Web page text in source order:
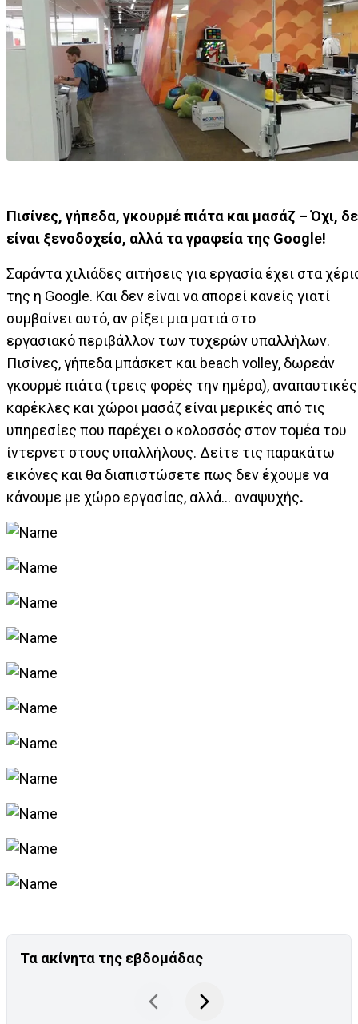
είναι ξενοδοχείο, αλλά τα γραφεία της Google!
Σαράντα χιλιάδες αιτήσεις για εργασία έχει στα
της η Google. Και δεν είναι να απορεί κανείς γιατί
συμβαίνει αυτό, αν ρίξει μια ματιά στο
εργασιακό περιβάλλον των τυχερών υπαλλήλων.
Πισίνες, γήπεδα μπάσκετ και beach volley, δωρεάν
γκουρμέ πιάτα (τρεις φορές την ημέρα), αναπαυτικές
καρέκλες και χώροι μασάζ είναι μερικές από τις
υπηρεσίες που παρέχει ο κολοσσός στον τομέα του
ίντερνετ στους υπαλλήλους. Δείτε τις παρακάτω
εικόνες και θα διαπιστώσετε πως δεν έχουμε να
κάνουμε με χώρο εργασίας, αλλά… αναψυχής.
Τα ακίνητα της εβδομάδας